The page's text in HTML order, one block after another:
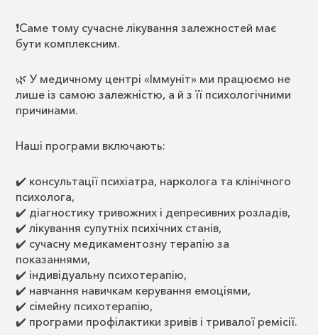
❗Саме тому сучасне лікування залежностей має
бути комплексним.
🌿 У медичному центрі «Іммуніт» ми працюємо не
лише із самою залежністю, а й з її психологічними
причинами.
Наші програми включають:
✔️ консультації психіатра, нарколога та клінічного
психолога,
✔️ діагностику тривожних і депресивних розладів,
✔️ лікування супутніх психічних станів,
✔️ сучасну медикаментозну терапію за
показаннями,
✔️ індивідуальну психотерапію,
✔️ навчання навичкам керування емоціями,
✔️ сімейну психотерапію,
✔️ програми профілактики зривів і тривалої ремісії.